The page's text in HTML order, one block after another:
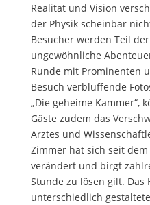
Realität und Vision
der Physik scheinbar
Besucher werden Teil
ungewöhnliche
Runde mit Prominenten
Besuch verblüffende
„Die geheime Kammer“,
Gäste zudem das
Arztes und
Zimmer hat sich seit
verändert und birgt
Stunde zu lösen gilt. Das
unterschiedlich